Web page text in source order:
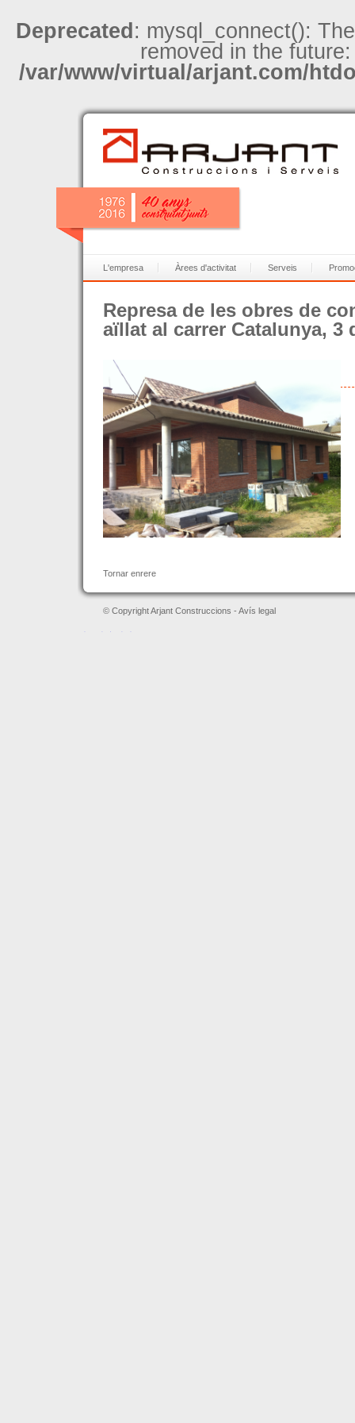
Deprecated : mysql_connect():
removed in the
/var/www/virtual/arjant.com/
L'empresa Àrees d'activitat Serveis
Represa de les obres de
aïllat al carrer Catalunya, 3
Tornar enrere
© Copyright Arjant Construccions - Avís legal
레플리카 시계